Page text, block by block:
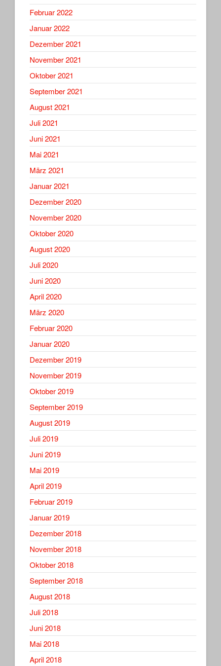
Februar 2022
Januar 2022
Dezember 2021
November 2021
Oktober 2021
September 2021
August 2021
Juli 2021
Juni 2021
Mai 2021
März 2021
Januar 2021
Dezember 2020
November 2020
Oktober 2020
August 2020
Juli 2020
Juni 2020
April 2020
März 2020
Februar 2020
Januar 2020
Dezember 2019
November 2019
Oktober 2019
September 2019
August 2019
Juli 2019
Juni 2019
Mai 2019
April 2019
Februar 2019
Januar 2019
Dezember 2018
November 2018
Oktober 2018
September 2018
August 2018
Juli 2018
Juni 2018
Mai 2018
April 2018